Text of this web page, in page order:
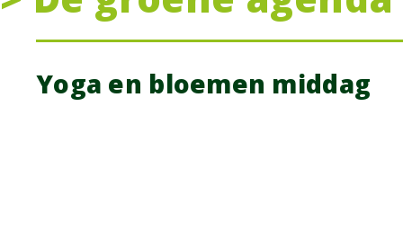
Yoga en bloemen middag